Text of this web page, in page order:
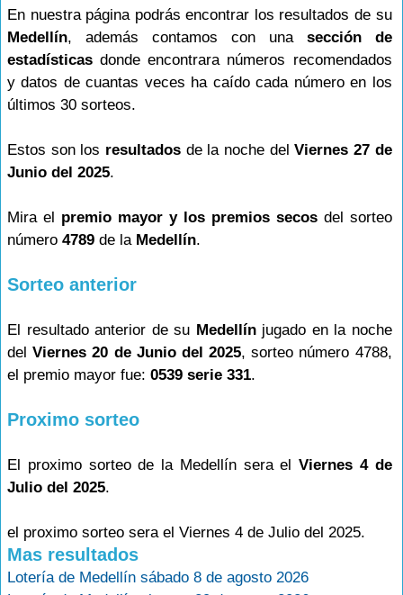
En nuestra página podrás encontrar los resultados de su
Medellín, además contamos con una sección de
estadísticas donde encontrara números recomendados
y datos de cuantas veces ha caído cada número en los
últimos 30 sorteos.
Estos son los resultadosde la noche delViernes 27 de
Junio del 2025.
Mira el premio mayor y los premios secosdel sorteo
número 4789 de la Medellín.
Sorteo anterior
El resultado anterior de su Medellínjugado en la noche
delViernes 20 de Junio del 2025, sorteo número 4788,
el premio mayor fue: 0539 serie 331.
Proximo sorteo
El proximo sorteo de la Medellín sera elViernes 4 de
Julio del 2025.
el proximo sorteo sera el Viernes 4 de Julio del 2025.
Mas resultados
Lotería de Medellín sábado 8 de agosto 2026